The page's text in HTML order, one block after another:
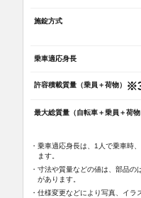
施錠方式
乗車適応身長
許容積載質量（乗員＋荷物）
最大総質量（自転車＋乗員＋荷物
・乗車適応身長は、1人で乗車時
ます。
・寸法や質量などの値は、部品
があります。
・仕様変更などにより写真、イ